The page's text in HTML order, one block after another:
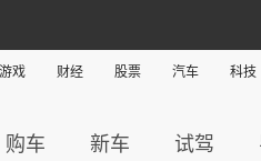
游戏 财经 股票 汽车 科技
购车 新车 试驾